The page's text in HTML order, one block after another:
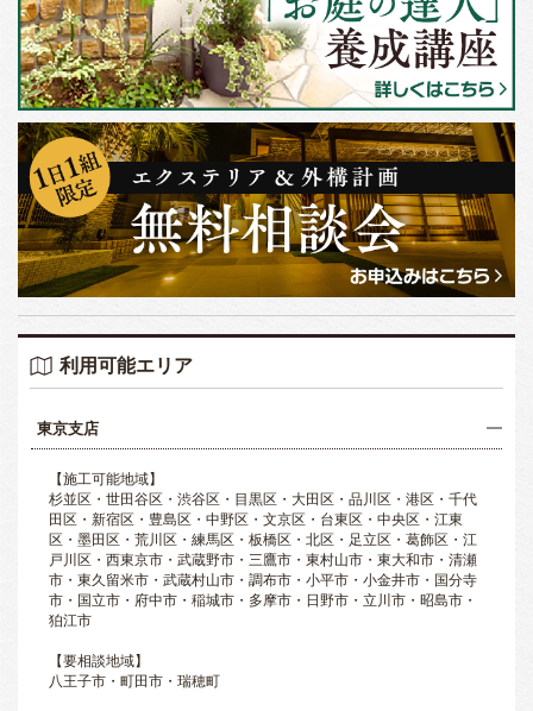
利用可能エリア
東京支店
【施工可能地域】
杉並区・世田谷区・渋谷区・目黒区・大田区・品川区・港区・千代
田区・新宿区・豊島区・中野区・文京区・台東区・中央区・江東
区・墨田区・荒川区・練馬区・板橋区・北区・足立区・葛飾区・江
戸川区・西東京市・武蔵野市・三鷹市・東村山市・東大和市・清瀬
市・東久留米市・武蔵村山市・調布市・小平市・小金井市・国分寺
市・国立市・府中市・稲城市・多摩市・日野市・立川市・昭島市・
狛江市
【要相談地域】
八王子市・町田市・瑞穂町